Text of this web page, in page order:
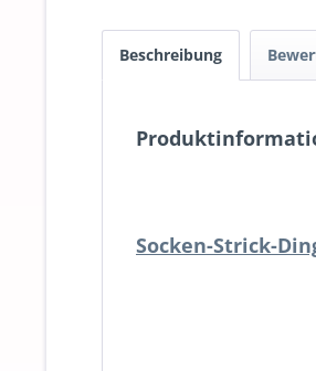
Beschreibung
Socken-Strick-